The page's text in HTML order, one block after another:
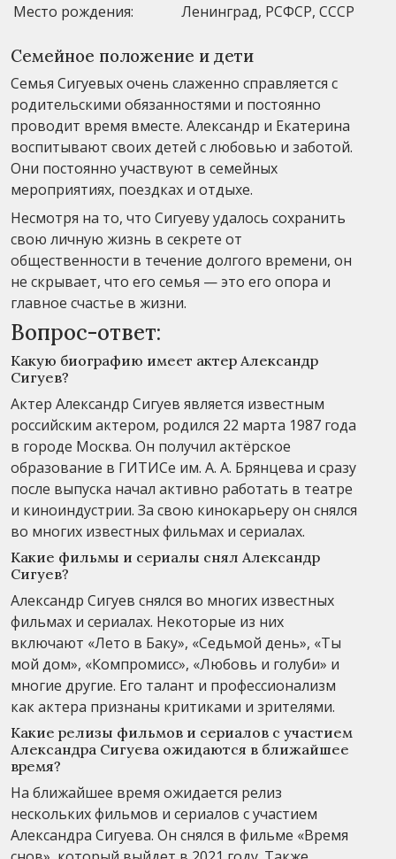
Место рождения:
Ленинград, РСФСР, СССР
Семейное положение и дети
Семья Сигуевых очень слаженно справляется с
родительскими обязанностями и постоянно
проводит время вместе. Александр и Екатерина
воспитывают своих детей с любовью и заботой.
Они постоянно участвуют в семейных
мероприятиях, поездках и отдыхе.
Несмотря на то, что Сигуеву удалось сохранить
свою личную жизнь в секрете от
общественности в течение долгого времени, он
не скрывает, что его семья — это его опора и
главное счастье в жизни.
Вопрос-ответ:
Какую биографию имеет актер Александр
Сигуев?
Актер Александр Сигуев является известным
российским актером, родился 22 марта 1987 года
в городе Москва. Он получил актёрское
образование в ГИТИСе им. А. А. Брянцева и сразу
после выпуска начал активно работать в театре
и киноиндустрии. За свою кинокарьеру он снялся
во многих известных фильмах и сериалах.
Какие фильмы и сериалы снял Александр
Сигуев?
Александр Сигуев снялся во многих известных
фильмах и сериалах. Некоторые из них
включают «Лето в Баку», «Седьмой день», «Ты
мой дом», «Компромисс», «Любовь и голуби» и
многие другие. Его талант и профессионализм
как актера признаны критиками и зрителями.
Какие релизы фильмов и сериалов с участием
Александра Сигуева ожидаются в ближайшее
время?
На ближайшее время ожидается релиз
нескольких фильмов и сериалов с участием
Александра Сигуева. Он снялся в фильме «Время